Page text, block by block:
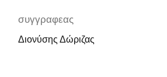
συγγραφεας
Διονύσης Δώριζας